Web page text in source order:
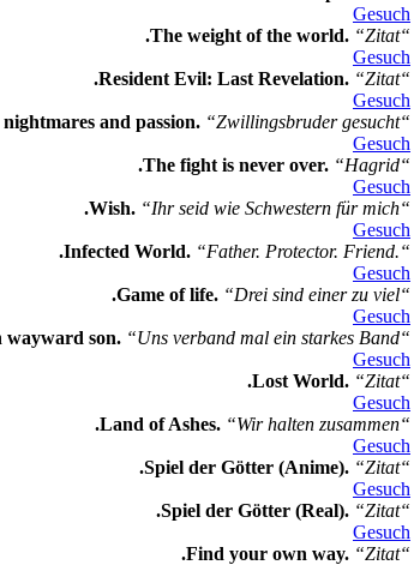
Gesuch
.The weight of the world. “Zitat“
Gesuch
.Resident Evil: Last Revelation. “Zitat“
Gesuch
and passion. “Zwillingsbruder gesucht“
Gesuch
.The fight is never over. “Hagrid“
Gesuch
.Wish. “Ihr seid wie Schwestern für mich“
Gesuch
.Infected World. “Father. Protector. Friend.“
Gesuch
.Game of life. “Drei sind einer zu viel“
Gesuch
wayward son. “Uns verband mal ein starkes Band“
Gesuch
.Lost World. “Zitat“
Gesuch
.Land of Ashes. “Wir halten zusammen“
Gesuch
.Spiel der Götter (Anime). “Zitat“
Gesuch
.Spiel der Götter (Real). “Zitat“
Gesuch
.Find your own way. “Zitat“